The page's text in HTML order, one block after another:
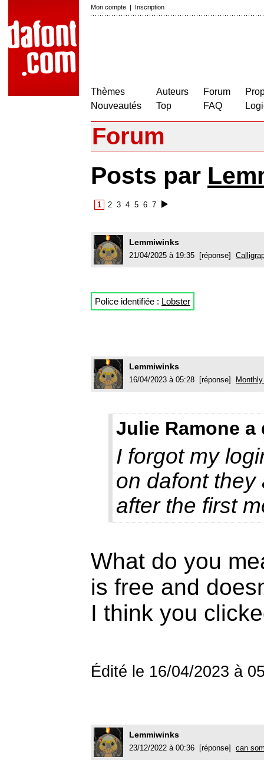
Mon compte | Inscription
Thèmes
Nouveautés
Auteurs
Top
Forum
FAQ
Forum
Posts par
1 2 3 4 5 6 7
Lemmiwinks
21/04/2025 à 19:35 [réponse]
Police identifiée : Lobster
Lemmiwinks
16/04/2023 à 05:28 [réponse]
Julie Ramone a
I forgot my
on dafont they
after the first
What do you
is free and
I think you
Édité le 16/04/2023 à
Lemmiwinks
23/12/2022 à 00:36 [réponse] can